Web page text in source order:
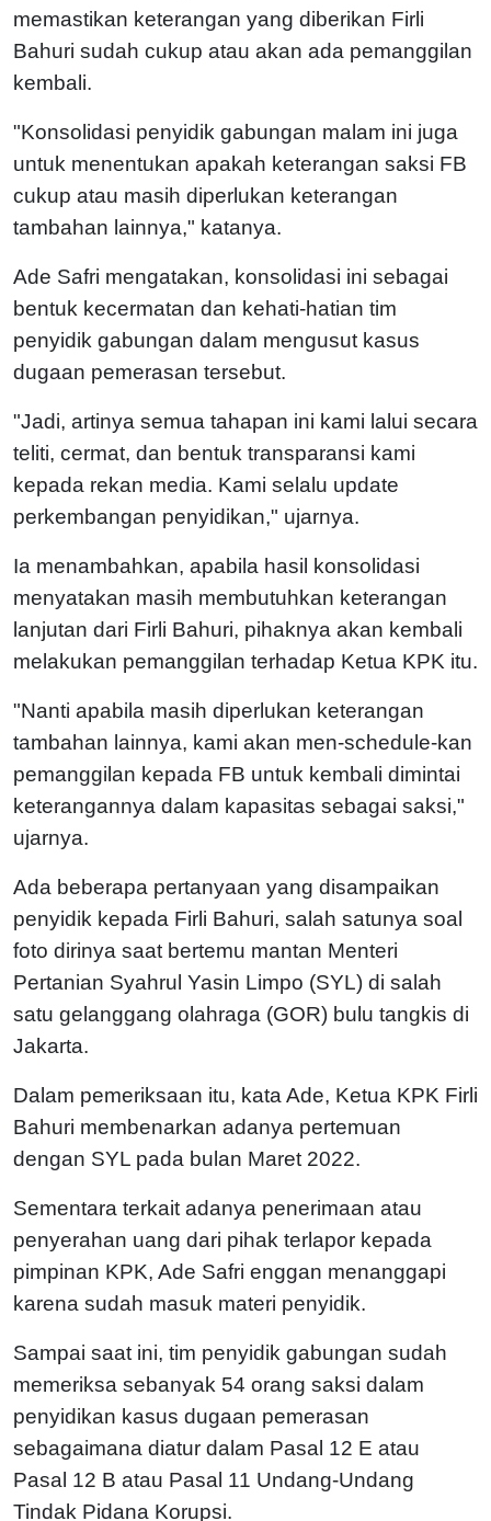
memastikan keterangan yang diberikan Firli
Bahuri sudah cukup atau akan ada pemanggilan
kembali.
"Konsolidasi penyidik gabungan malam ini juga
untuk menentukan apakah keterangan saksi FB
cukup atau masih diperlukan keterangan
tambahan lainnya," katanya.
Ade Safri mengatakan, konsolidasi ini sebagai
bentuk kecermatan dan kehati-hatian tim
penyidik gabungan dalam mengusut kasus
dugaan pemerasan tersebut.
"Jadi, artinya semua tahapan ini kami lalui secara
teliti, cermat, dan bentuk transparansi kami
kepada rekan media. Kami selalu update
perkembangan penyidikan," ujarnya.
Ia menambahkan, apabila hasil konsolidasi
menyatakan masih membutuhkan keterangan
lanjutan dari Firli Bahuri, pihaknya akan kembali
melakukan pemanggilan terhadap Ketua KPK itu.
"Nanti apabila masih diperlukan keterangan
tambahan lainnya, kami akan men-schedule-kan
pemanggilan kepada FB untuk kembali dimintai
keterangannya dalam kapasitas sebagai saksi,"
ujarnya.
Ada beberapa pertanyaan yang disampaikan
penyidik kepada Firli Bahuri, salah satunya soal
foto dirinya saat bertemu mantan Menteri
Pertanian Syahrul Yasin Limpo (SYL) di salah
satu gelanggang olahraga (GOR) bulu tangkis di
Jakarta.
Dalam pemeriksaan itu, kata Ade, Ketua KPK Firli
Bahuri membenarkan adanya pertemuan
dengan SYL pada bulan Maret 2022.
Sementara terkait adanya penerimaan atau
penyerahan uang dari pihak terlapor kepada
pimpinan KPK, Ade Safri enggan menanggapi
karena sudah masuk materi penyidik.
Sampai saat ini, tim penyidik gabungan sudah
memeriksa sebanyak 54 orang saksi dalam
penyidikan kasus dugaan pemerasan
sebagaimana diatur dalam Pasal 12 E atau
Pasal 12 B atau Pasal 11 Undang-Undang
Tindak Pidana Korupsi.